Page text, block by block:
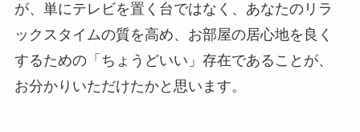
が、単にテレビを置く台ではなく、あなたのリラ
ックスタイムの質を高め、お部屋の居心地を良く
するための「ちょうどいい」存在であることが、
お分かりいただけたかと思います。